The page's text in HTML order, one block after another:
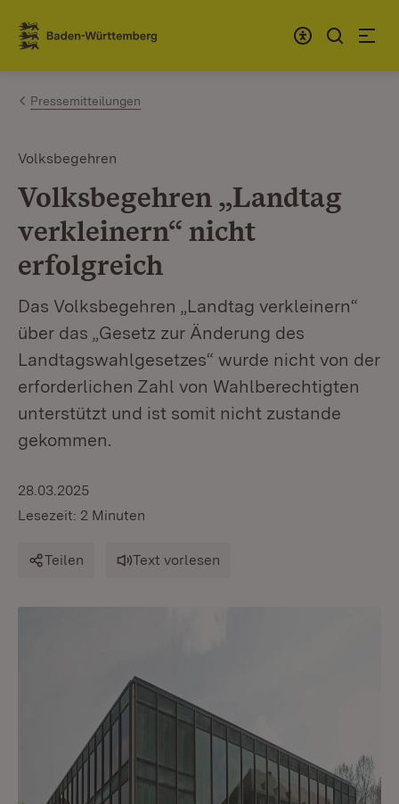
Zum Inhalt springen
Link zur Startseite
Pressemitteilungen
Volksbegehren
Volksbegehren „Landtag
verkleinern“ nicht
erfolgreich
Das Volksbegehren „Landtag verkleinern“
über das „Gesetz zur Änderung des
Landtagswahlgesetzes“ wurde nicht von der
erforderlichen Zahl von Wahlberechtigten
unterstützt und ist somit nicht zustande
gekommen.
28.03.2025
Lesezeit: 2 Minuten
Teilen Text vorlesen